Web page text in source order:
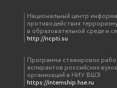
Национальный центр
противодействия
в образовательной среде и
http://ncpti.su
Программа стажировок
аспирантов российских
организаций в НИУ ВШЭ
https://internship.hse.ru